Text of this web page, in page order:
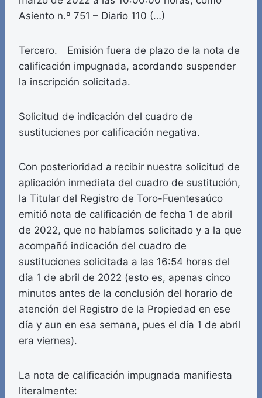
Asiento n.º 751 – Diario 110 (…)
Tercero. Emisión fuera de plazo de la nota de
calificación impugnada, acordando suspender
la inscripción solicitada.
Solicitud de indicación del cuadro de
sustituciones por calificación negativa.
Con posterioridad a recibir nuestra solicitud de
aplicación inmediata del cuadro de sustitución,
la Titular del Registro de Toro-Fuentesaúco
emitió nota de calificación de fecha 1 de abril
de 2022, que no habíamos solicitado y a la que
acompañó indicación del cuadro de
sustituciones solicitada a las 16:54 horas del
día 1 de abril de 2022 (esto es, apenas cinco
minutos antes de la conclusión del horario de
atención del Registro de la Propiedad en ese
día y aun en esa semana, pues el día 1 de abril
era viernes).
La nota de calificación impugnada manifiesta
literalmente: